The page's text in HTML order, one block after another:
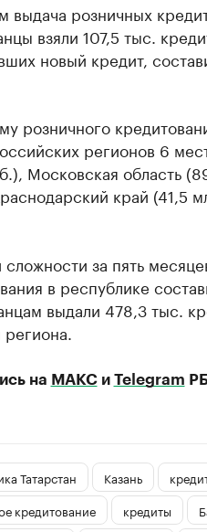
выдача розничных
взяли 107,5 тыс.
новый кредит,
розничного
регионов 6
Московская область
край (41,5
за пять
в республике
выдали 478,3 тыс.
на МАКСи Telegram
Татарстан Казань
кредитование
кредиты